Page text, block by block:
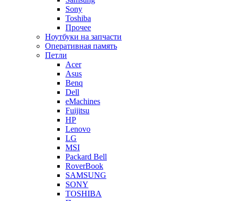
Sony
Toshiba
Прочее
Ноутбуки на запчасти
Оперативная память
Петли
Acer
Asus
Benq
Dell
eMachines
Fuijitsu
HP
Lenovo
LG
MSI
Packard Bell
RoverBook
SAMSUNG
SONY
TOSHIBA